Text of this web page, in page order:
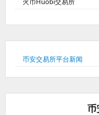
币安交易所平台新闻
币